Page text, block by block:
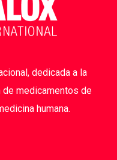
dedicada a la
medicamentos de
humana.